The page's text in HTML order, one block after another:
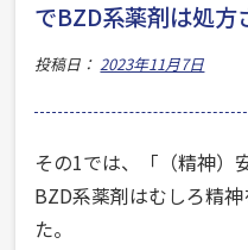
でBZD系薬剤は処方
投稿日：2023年11月7日
その1では、「（精神）
BZD系薬剤はむしろ精
た。